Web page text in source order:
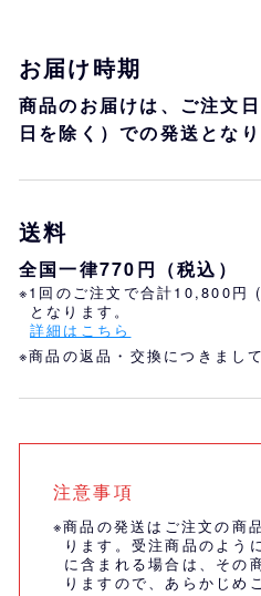
ルダー
におすすめ オ
お届け時期
商品のお届けは、ご注文
日を除く）での発送となり
送料
全国一律770円（税込）
※1回のご注文で合計10,800円
となります。
詳細はこちら
※商品の返品・交換につきまし
注意事項
※商品の発送はご注文の商
ります。受注商品のよう
に含まれる場合は、その
りますので、あらかじめ